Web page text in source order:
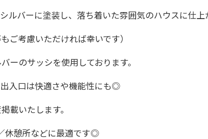
ルバーに塗装し、落ち着いた雰囲気のハウスに仕上
ご考慮いただければ幸いです）
ーのサッシを使用しております。
入口は快適さや機能性にも◎
載いたします。
休憩所などに最適です◎